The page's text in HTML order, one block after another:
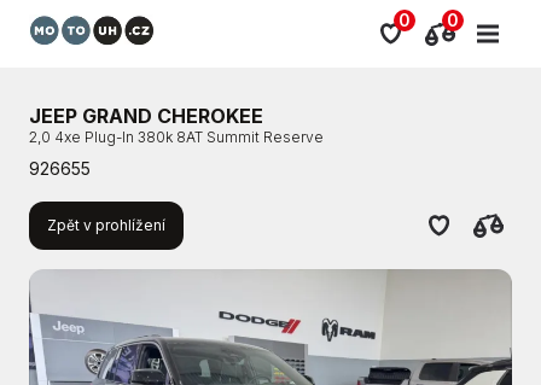
0 0
JEEP GRAND CHEROKEE
2,0 4xe Plug-In 380k 8AT Summit Reserve
926655
Zpět v prohlížení